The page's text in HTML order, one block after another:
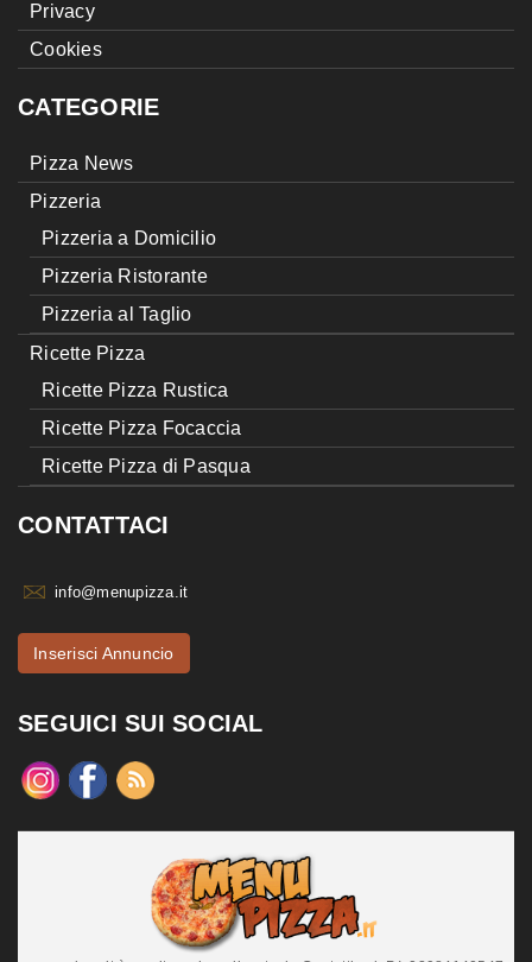
Privacy
Cookies
CATEGORIE
Pizza News
Pizzeria
Pizzeria a Domicilio
Pizzeria Ristorante
Pizzeria al Taglio
Ricette Pizza
Ricette Pizza Rustica
Ricette Pizza Focaccia
Ricette Pizza di Pasqua
CONTATTACI
info@menupizza.it
Inserisci Annuncio
SEGUICI SUI SOCIAL